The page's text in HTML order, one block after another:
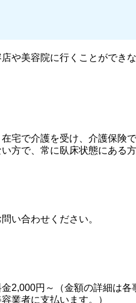
や美容院に行くことができ
宅で介護を受け、介護保険
方で、常に臥床状態にある方
い合わせください。
円～（金額の詳細は各
業者に支払います。）